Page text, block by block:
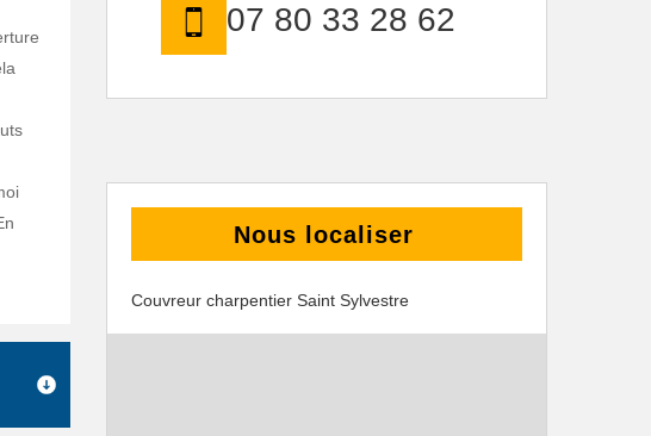
07 80 33 28 62
Nous localiser
Couvreur charpentier Saint Sylvestre